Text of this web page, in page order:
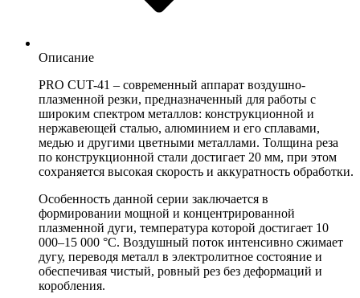
Описание
PRO CUT-41 – современный аппарат воздушно-
плазменной резки, предназначенный для работы с
широким спектром металлов: конструкционной и
нержавеющей сталью, алюминием и его сплавами,
медью и другими цветными металлами. Толщина реза
по конструкционной стали достигает 20 мм, при этом
сохраняется высокая скорость и аккуратность обработки.
Особенность данной серии заключается в
формировании мощной и концентрированной
плазменной дуги, температура которой достигает 10
000–15 000 °C. Воздушный поток интенсивно сжимает
дугу, переводя металл в электролитное состояние и
обеспечивая чистый, ровный рез без деформаций и
коробления.